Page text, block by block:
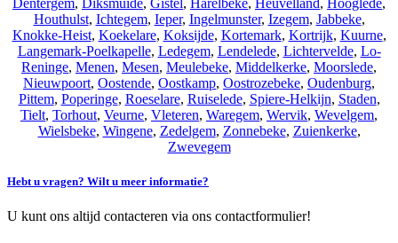
Dentergem, Diksmuide, Gistel, Harelbeke, Heuvelland, Hooglede,
Houthulst, Ichtegem, Ieper, Ingelmunster, Izegem, Jabbeke,
Knokke-Heist, Koekelare, Koksijde, Kortemark, Kortrijk, Kuurne,
Langemark-Poelkapelle, Ledegem, Lendelede, Lichtervelde, Lo-
Reninge, Menen, Mesen, Meulebeke, Middelkerke, Moorslede,
Nieuwpoort, Oostende, Oostkamp, Oostrozebeke, Oudenburg,
Pittem, Poperinge, Roeselare, Ruiselede, Spiere-Helkijn, Staden,
Tielt, Torhout, Veurne, Vleteren, Waregem, Wervik, Wevelgem,
Wielsbeke, Wingene, Zedelgem, Zonnebeke, Zuienkerke,
Zwevegem
Hebt u vragen? Wilt u meer informatie?
U kunt ons altijd contacteren via ons contactformulier!